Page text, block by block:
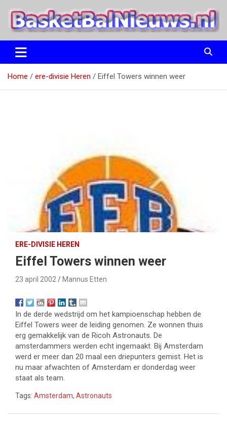
naar
BasketBalNieuws.nl
Etten
Home ere-divisie Heren Eiffel Towers winnen weer
ERE-DIVISIE HEREN
Eiffel Towers winnen weer
23 april 2002 Mannus Etten
In de derde wedstrijd om het kampioenschap hebben de
Eiffel Towers weer de leiding genomen. Ze wonnen thuis
erg gemakkelijk van de Ricoh Astronauts. De
amsterdammers werden echt ingemaakt. Bij Amsterdam
werd er meer dan 20 maal een driepunters gemist. Het is
nu maar afwachten of Amsterdam er donderdag weer
staat als team.
Tags: Amsterdam, Astronauts